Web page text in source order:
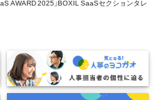
AWARD 2025」BOXIL SaaSセクションタレ